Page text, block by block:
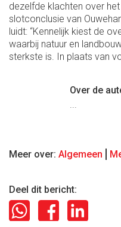
dezelfde klachten over
slotconclusie van
luidt: “Kennelijk kiest de
waarbij natuur en
sterkste is. In plaats van
Over de
...
Meer over: Algemeen
Deel dit bericht: